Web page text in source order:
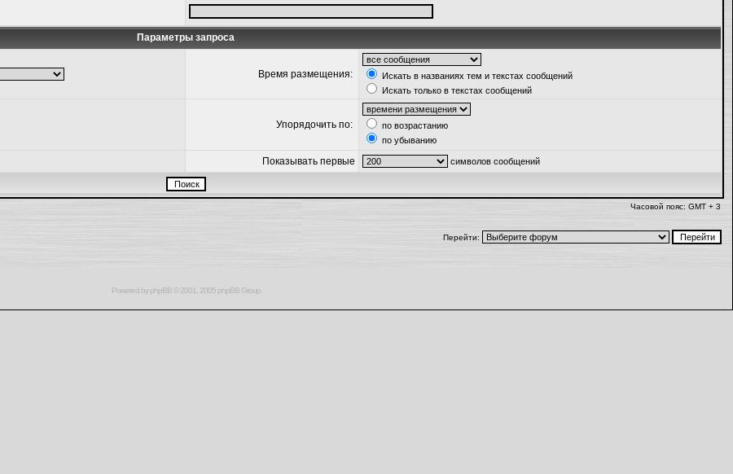
Параметры запроса
Время размещения:
Искать в названиях тем и текстах сообщений
Искать только в текстах сообщений
Упорядочить по:
по возрастанию
по убыванию
Показывать первые символов сообщений
Часовой пояс: GMT + 3
Перейти:
Powered byphpBB© 2001, 2005 phpBB Group